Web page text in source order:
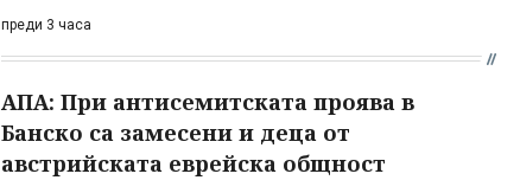
преди 3 часа
АПА: При антисемитската проява в
Банско са замесени и деца от
австрийската еврейска общност